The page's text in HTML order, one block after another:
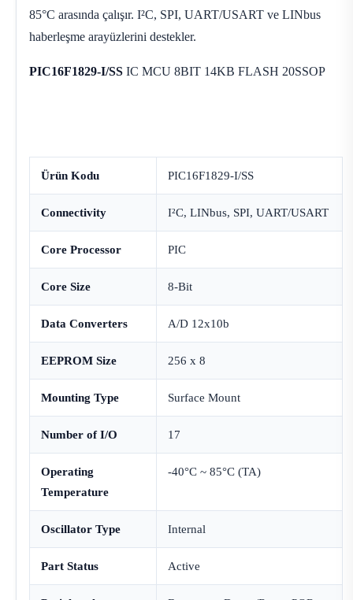
85°C arasında çalışır. I²C, SPI, UART/USART ve LINbus
haberleşme arayüzlerini destekler.
PIC16F1829-I/SS IC MCU 8BIT 14KB FLASH 20SSOP
Ürün Kodu PIC16F1829-I/SS
Connectivity I²C, LINbus, SPI, UART/USART
Core Processor PIC
Core Size 8-Bit
Data Converters A/D 12x10b
EEPROM Size 256 x 8
Mounting Type Surface Mount
Number of I/O 17
Operating
Temperature
-40°C ~ 85°C (TA)
Oscillator Type Internal
Part Status Active